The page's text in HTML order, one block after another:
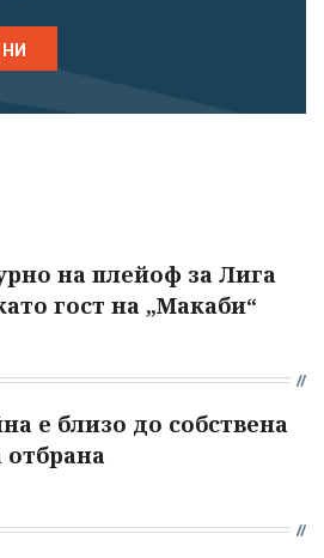
на плейоф за Лига
гост на „Макаби“
е близо до собствена
отбрана